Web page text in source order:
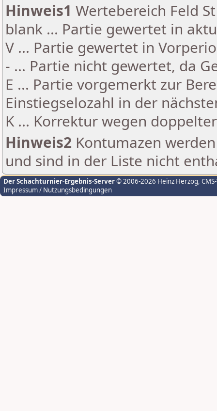
Hinweis1 Wertebereich Feld
blank ... Partie gewertet in
V ... Partie gewertet in
- ... Partie nicht gewertet, da
E ... Partie vorgemerkt zur
Einstiegselozahl in der
K ... Korrektur wegen
Hinweis2 Kontumazen
und sind in der Liste nicht
Der Schachturnier-Ergebnis-Server© 2006-2026 Heinz Herzog,
Impressum / Nutzungsbedingungen